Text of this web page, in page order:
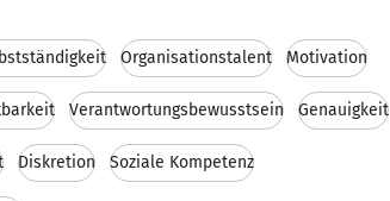
Organisationstalent Motivation
Verantwortungsbewusstsein Genauigkeit
Diskretion Soziale Kompetenz